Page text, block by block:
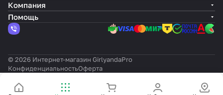
Компания
Помощь
© 2026 Интернет-магазин GirlyandaPro
КонфиденциальностьОферта